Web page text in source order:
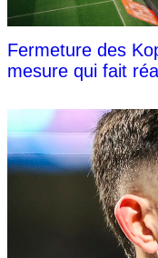
Fermeture des
mesure qui fait